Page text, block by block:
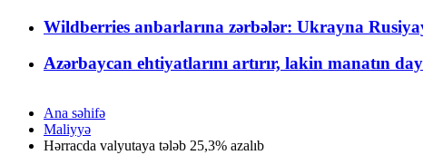
Wildberries anbarlarına zərbələr: Ukrayna
Azərbaycan ehtiyatlarını artırır, lakin manatın
Ana səhifə
Maliyyə
Hərracda valyutaya tələb 25,3% azalıb